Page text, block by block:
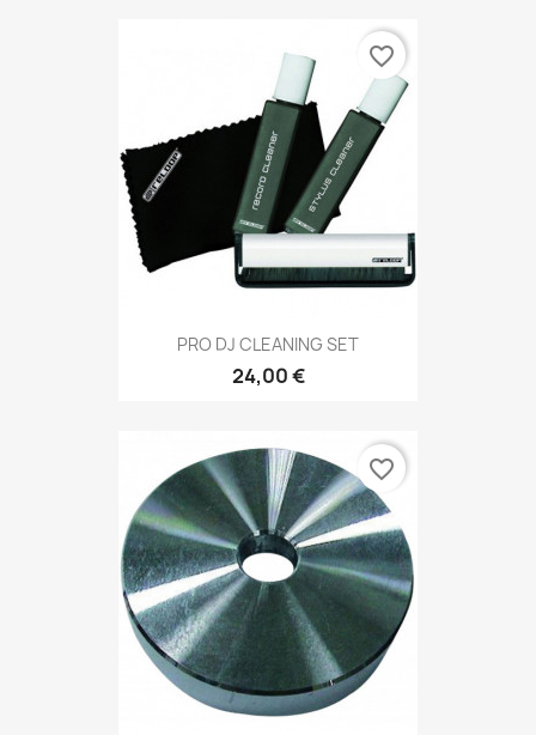
PRO DJ CLEANING SET
24,00 €
favorite_border
favorite_border